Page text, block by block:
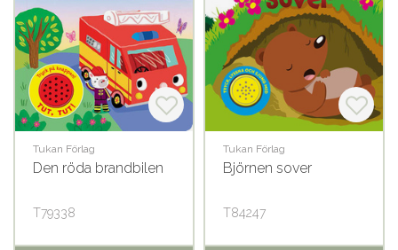
Tukan Förlag
Den röda brandbilen
T79338
Tukan Förlag
Björnen sover
T84247